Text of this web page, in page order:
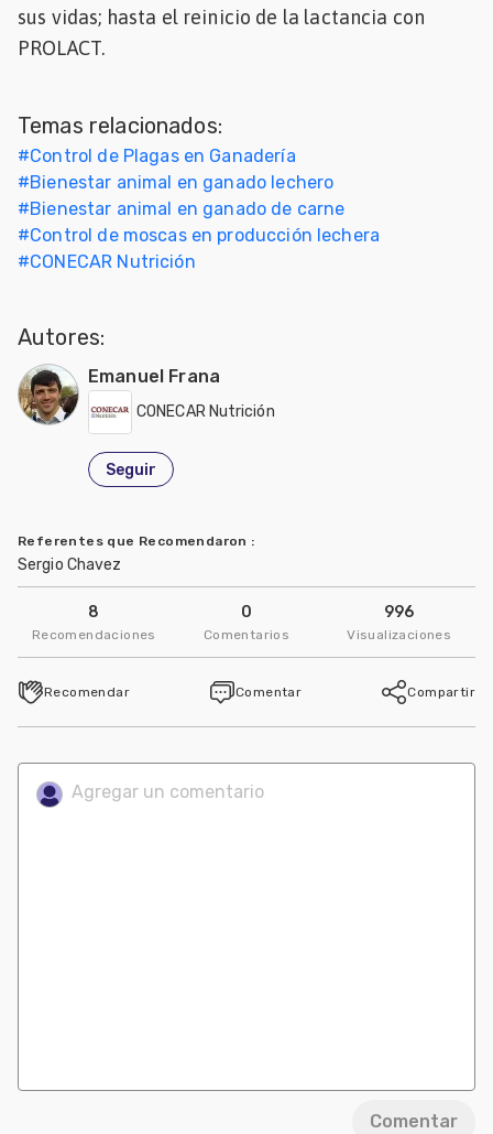
sus vidas; hasta el reinicio de la lactancia con
PROLACT.
Temas relacionados:
#Control de Plagas en Ganadería
#Bienestar animal en ganado lechero
#Bienestar animal en ganado de carne
#Control de moscas en producción lechera
#CONECAR Nutrición
Autores:
Emanuel Frana
CONECAR Nutrición
Seguir
Referentes que Recomendaron :
Sergio Chavez
8
Recomendaciones
0
Comentarios
996
Visualizaciones
Recomendar Comentar Compartir
Comentar